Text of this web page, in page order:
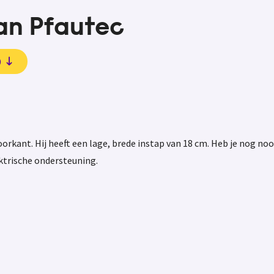
Pfautec
Hij heeft een lage, brede instap van 18 cm. Heb je nog
ondersteuning.